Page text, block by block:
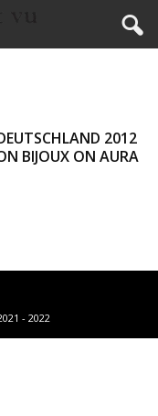
2012
BIJOUX ON AURA
- 2022